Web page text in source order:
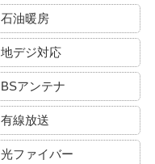
石油暖房
地デジ対応
BSアンテナ
有線放送
光ファイバー